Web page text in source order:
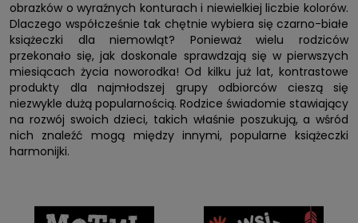
obrazków o wyraźnych konturach i niewielkiej liczbie kolorów.
Dlaczego współcześnie tak chętnie wybiera się czarno-białe
książeczki dla niemowląt? Ponieważ wielu rodziców
przekonało się, jak doskonale sprawdzają się w pierwszych
miesiącach życia noworodka! Od kilku już lat, kontrastowe
produkty dla najmłodszej grupy odbiorców cieszą się
niezwykle dużą popularnością. Rodzice świadomie stawiający
na rozwój swoich dzieci, takich właśnie poszukują, a wśród
nich znaleźć mogą między innymi, popularne książeczki
harmonijki.